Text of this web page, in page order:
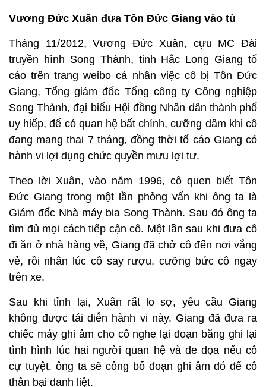
Vương Đức Xuân đưa Tôn Đức Giang vào tù
Tháng 11/2012, Vương Đức Xuân, cựu MC Đài
truyền hình Song Thành, tỉnh Hắc Long Giang tố
cáo trên trang weibo cá nhân việc cô bị Tôn Đức
Giang, Tổng giám đốc Tổng công ty Công nghiệp
Song Thành, đại biểu Hội đồng Nhân dân thành phố
uy hiếp, để có quan hệ bất chính, cưỡng dâm khi cô
đang mang thai 7 tháng, đồng thời tố cáo Giang có
hành vi lợi dụng chức quyền mưu lợi tư.
Theo lời Xuân, vào năm 1996, cô quen biết Tôn
Đức Giang trong một lần phỏng vấn khi ông ta là
Giám đốc Nhà máy bia Song Thành. Sau đó ông ta
tìm đủ mọi cách tiếp cận cô. Một lần sau khi đưa cô
đi ăn ở nhà hàng về, Giang đã chở cô đến nơi vắng
vẻ, rồi nhân lúc cô say rượu, cưỡng bức cô ngay
trên xe.
Sau khi tỉnh lại, Xuân rất lo sợ, yêu cầu Giang
không được tái diễn hành vi này. Giang đã đưa ra
chiếc máy ghi âm cho cô nghe lại đoạn băng ghi lại
tình hình lúc hai người quan hệ và đe dọa nếu cô
cự tuyệt, ông ta sẽ công bố đoạn ghi âm đó để cô
thân bại danh liệt.